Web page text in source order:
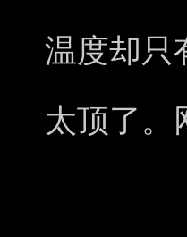
温度却只
太顶了。